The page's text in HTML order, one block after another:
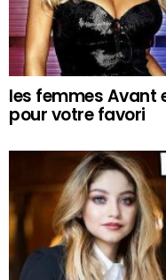
les femmes Avant
pour votre favori